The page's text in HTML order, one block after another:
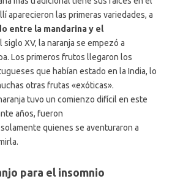
aparecieron las primeras variedades, a
entre la mandarina y el
siglo XV, la naranja se empezó a
Los primeros frutos llegaron los
que habían estado en la India, lo
otras frutas «exóticas».
tuvo un comienzo difícil en este
años, fueron
solamente quienes se aventuraron a
para el insomnio